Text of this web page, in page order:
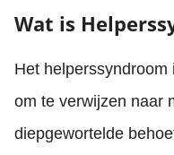
Wat is
Het
om te verwijzen naar
diepgewortelde